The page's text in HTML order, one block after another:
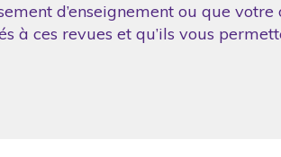
d’enseignement ou que
à ces revues et qu’ils vous